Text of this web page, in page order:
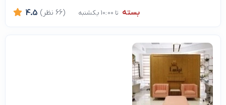
بسته تا 10:00 یکشنبه 4.5 (66 نظر)